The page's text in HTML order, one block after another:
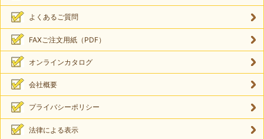
よくあるご質問
FAXご注文用紙（PDF）
オンラインカタログ
会社概要
プライバシーポリシー
法律による表示